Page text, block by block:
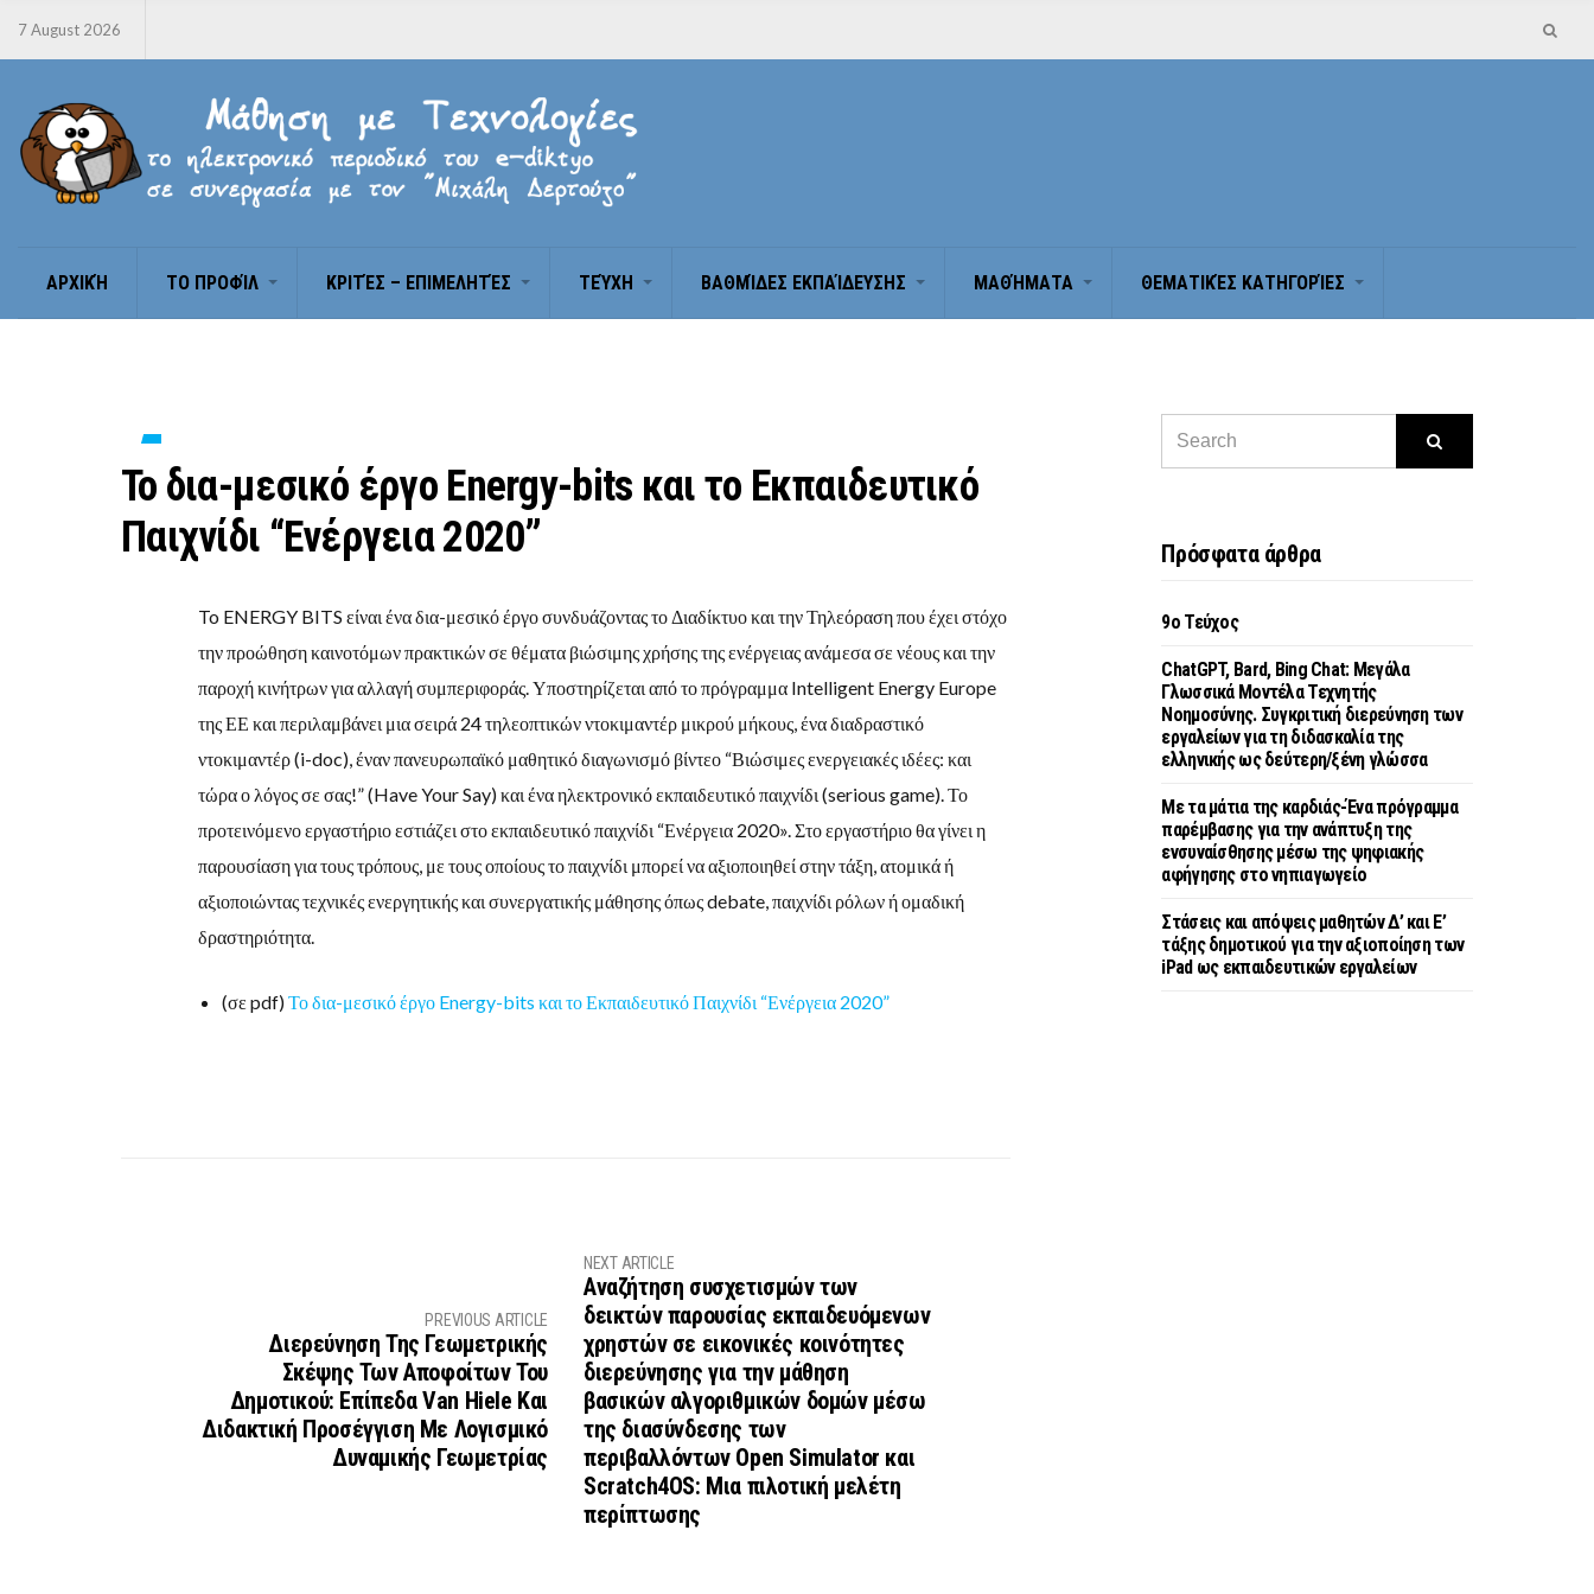
7 August 2026
ΑΡΧΙΚΉ ΤΟ ΠΡΟΦΊΛ ΚΡΙΤΈΣ – ΕΠΙΜΕΛΗΤΈΣ ΤΕΎΧΗ BΑΘΜΊΔΕΣ ΕΚΠΑΊΔΕΥΣΗΣ ΜΑΘΉΜΑΤΑ ΘΕΜΑΤΙΚΈΣ ΚΑΤΗΓΟΡΊΕΣ
Το δια-μεσικό έργο Energy-bits και το Εκπαιδευτικό
Παιχνίδι “Ενέργεια 2020”
To ENERGY BITS είναι ένα δια-μεσικό έργο συνδυάζοντας το Διαδίκτυο και την Τηλεόραση που έχει στόχο
την προώθηση καινοτόμων πρακτικών σε θέματα βιώσιμης χρήσης της ενέργειας ανάμεσα σε νέους και την
παροχή κινήτρων για αλλαγή συμπεριφοράς. Υποστηρίζεται από το πρόγραμμα Intelligent Energy Europe
της ΕΕ και περιλαμβάνει μια σειρά 24 τηλεοπτικών ντοκιμαντέρ μικρού μήκους, ένα διαδραστικό
ντοκιμαντέρ (i-doc), έναν πανευρωπαϊκό μαθητικό διαγωνισμό βίντεο “Βιώσιμες ενεργειακές ιδέες: και
τώρα ο λόγος σε σας!” (Have Your Say) και ένα ηλεκτρονικό εκπαιδευτικό παιχνίδι (serious game). Το
προτεινόμενο εργαστήριο εστιάζει στο εκπαιδευτικό παιχνίδι “Ενέργεια 2020». Στο εργαστήριο θα γίνει η
παρουσίαση για τους τρόπους, με τους οποίους το παιχνίδι μπορεί να αξιοποιηθεί στην τάξη, ατομικά ή
αξιοποιώντας τεχνικές ενεργητικής και συνεργατικής μάθησης όπως debate, παιχνίδι ρόλων ή ομαδική
δραστηριότητα.
(σε pdf)Το δια-μεσικό έργο Energy-bits και το Εκπαιδευτικό Παιχνίδι “Ενέργεια 2020”
PREVIOUS ARTICLE
Διερεύνηση Της Γεωμετρικής
Σκέψης Των Αποφοίτων Του
Δημοτικού: Επίπεδα Van Hiele Και
Διδακτική Προσέγγιση Με Λογισμικό
Δυναμικής Γεωμετρίας
NEXT ARTICLE
Αναζήτηση συσχετισμών των
δεικτών παρουσίας εκπαιδευόμενων
χρηστών σε εικονικές κοινότητες
διερεύνησης για την μάθηση
βασικών αλγοριθμικών δομών μέσω
της διασύνδεσης των
περιβαλλόντων Open Simulator και
Scratch4OS: Μια πιλοτική μελέτη
περίπτωσης
Πρόσφατα άρθρα
9o Τεύχος
ChatGPT, Bard, Bing Chat: Μεγάλα
Γλωσσικά Μοντέλα Τεχνητής
Νοημοσύνης. Συγκριτική διερεύνηση των
εργαλείων για τη διδασκαλία της
ελληνικής ως δεύτερη/ξένη γλώσσα
Με τα μάτια της καρδιάς-Ένα πρόγραμμα
παρέμβασης για την ανάπτυξη της
ενσυναίσθησης μέσω της ψηφιακής
αφήγησης στο νηπιαγωγείο
Στάσεις και απόψεις μαθητών Δ’ και Ε’
τάξης δημοτικού για την αξιοποίηση των
iPad ως εκπαιδευτικών εργαλείων